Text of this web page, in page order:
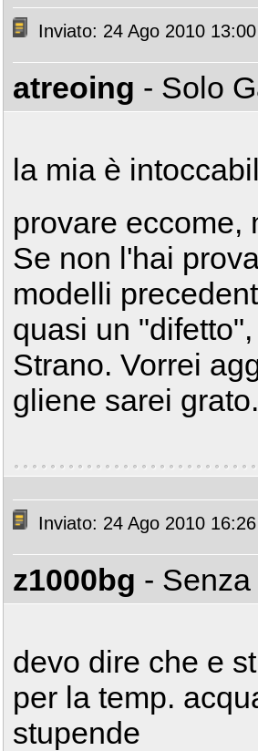
Inviato: 24 Ago 2010 13:00
atreoing - Solo
la mia è
provare
Se non l'hai
modelli
quasi un
Strano. Vorrei
gliene sarei grato.
Inviato: 24 Ago 2010 16:26
z1000bg - Senza
devo dire che e
per la temp.
stupende